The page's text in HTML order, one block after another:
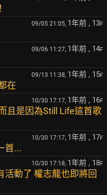
09/05 21:05, 1年前 , 13F
09/06 11:27, 1年前 , 14F
09/13 11:38, 1年前 , 15F
在
10/30 17:17, 1年前 , 16F
且是因為Still Life這首歌
10/30 17:17, 1年前 , 17F
首...
10/30 17:18, 1年前 , 18F
活動了 權志龍也即將回